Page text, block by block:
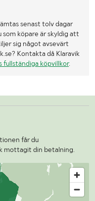
senast tolv dagar
köpare är skyldig att
sig något avsevärt
Kontakta då Klaravik
fullständiga köpvillkor.
får du
mottagit din betalning.